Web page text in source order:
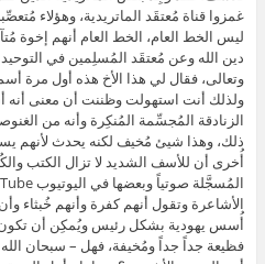
غمزوا قناة مُعتقَد الماتريدية، وهؤلاء
ليس الخط العام، الخط العام أنهم إخوة
دين الله وعن مُعتقَد المُسلِمين في
وتعالى، فقال لي هذا الأخ هذه أول مرة
ولذلك أنت استهولت وظننت أن معنى أنه
الزنادقة المُجسِّمة المُنكِرة وأنه من
ذلك، وهذا شيئ مُخيف لكنه يحدث لأنهم
أُخرى أن للأسف الشديد لا تزال الكتب
الأشاعرة وتقول أنهم كفرة وأنهم
أُسس يهودية بشكل رئيس ويُمكِن أن تكون
فظيعة جداً جداً ومُخيفة، فهل – سبحان